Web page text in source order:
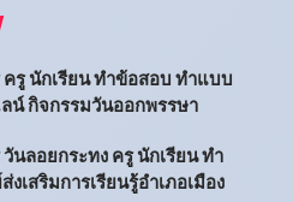
รู นักเรียน ทำข้อสอบ ทำแบบ
กิจกรรมวันออกพรรษา
นลอยกระทง ครู นักเรียน ทำ
เสริมการเรียนรู้อำเภอเมือง